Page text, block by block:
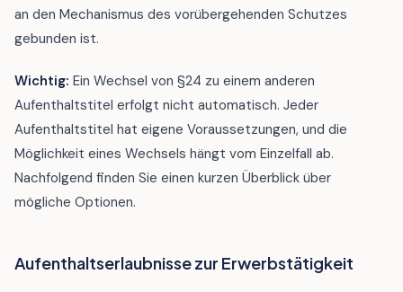
an den Mechanismus des vorübergehenden Schutzes
gebunden ist.
Wichtig: Ein Wechsel von §24 zu einem anderen
Aufenthaltstitel erfolgt nicht automatisch. Jeder
Aufenthaltstitel hat eigene Voraussetzungen, und die
Möglichkeit eines Wechsels hängt vom Einzelfall ab.
Nachfolgend finden Sie einen kurzen Überblick über
mögliche Optionen.
Aufenthaltserlaubnisse zur Erwerbstätigkeit